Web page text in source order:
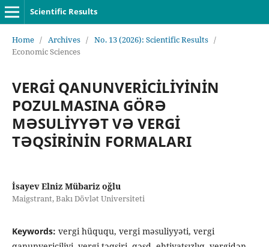
Scientific Results
Home / Archives / No. 13 (2026): Scientific Results /
Economic Sciences
VERGİ QANUNVERİCİLİYİNİN
POZULMASINA GÖRƏ
MƏSULİYYƏT VƏ VERGİ
TƏQSİRİNİN FORMALARI
İsayev Elniz Mübariz oğlu
Maigstrant, Bakı Dövlət Universiteti
Keywords: vergi hüququ, vergi məsuliyyəti, vergi